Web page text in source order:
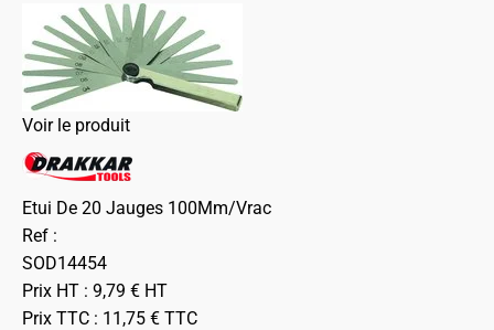
Voir le produit
Etui De 20 Jauges 100Mm/Vrac
Ref :
SOD14454
Prix HT : 9,79 € HT
Prix TTC : 11,75 € TTC